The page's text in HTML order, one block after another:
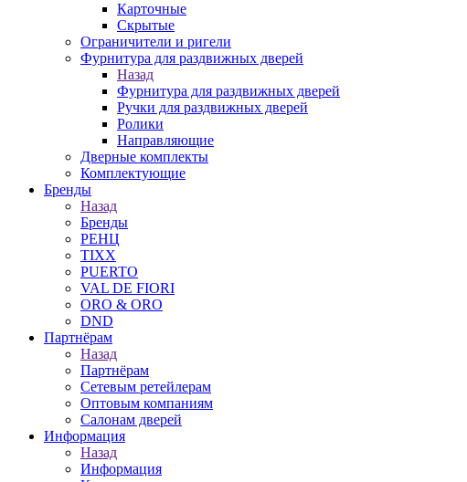
Карточные
Скрытые
Ограничители и ригели
Фурнитура для раздвижных дверей
Назад
Фурнитура для раздвижных дверей
Ручки для раздвижных дверей
Ролики
Направляющие
Дверные комплекты
Комплектующие
Бренды
Назад
Бренды
РЕНЦ
TIXX
PUERTO
VAL DE FIORI
ORO & ORO
DND
Партнёрам
Назад
Партнёрам
Сетевым ретейлерам
Оптовым компаниям
Салонам дверей
Информация
Назад
Информация